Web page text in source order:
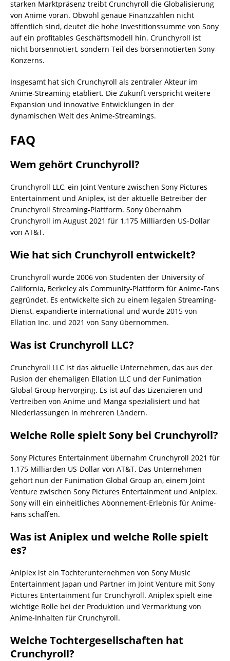
starken Marktpräsenz treibt Crunchyroll die Globalisierung
von Anime voran. Obwohl genaue Finanzzahlen nicht
öffentlich sind, deutet die hohe Investitionssumme von Sony
auf ein profitables Geschäftsmodell hin. Crunchyroll ist
nicht börsennotiert, sondern Teil des börsennotierten Sony-
Konzerns.
Insgesamt hat sich Crunchyroll als zentraler Akteur im
Anime-Streaming etabliert. Die Zukunft verspricht weitere
Expansion und innovative Entwicklungen in der
dynamischen Welt des Anime-Streamings.
FAQ
Wem gehört Crunchyroll?
Crunchyroll LLC, ein Joint Venture zwischen Sony Pictures
Entertainment und Aniplex, ist der aktuelle Betreiber der
Crunchyroll Streaming-Plattform. Sony übernahm
Crunchyroll im August 2021 für 1,175 Milliarden US-Dollar
von AT&T.
Wie hat sich Crunchyroll entwickelt?
Crunchyroll wurde 2006 von Studenten der University of
California, Berkeley als Community-Plattform für Anime-Fans
gegründet. Es entwickelte sich zu einem legalen Streaming-
Dienst, expandierte international und wurde 2015 von
Ellation Inc. und 2021 von Sony übernommen.
Was ist Crunchyroll LLC?
Crunchyroll LLC ist das aktuelle Unternehmen, das aus der
Fusion der ehemaligen Ellation LLC und der Funimation
Global Group hervorging. Es ist auf das Lizenzieren und
Vertreiben von Anime und Manga spezialisiert und hat
Niederlassungen in mehreren Ländern.
Welche Rolle spielt Sony bei Crunchyroll?
Sony Pictures Entertainment übernahm Crunchyroll 2021 für
1,175 Milliarden US-Dollar von AT&T. Das Unternehmen
gehört nun der Funimation Global Group an, einem Joint
Venture zwischen Sony Pictures Entertainment und Aniplex.
Sony will ein einheitliches Abonnement-Erlebnis für Anime-
Fans schaffen.
Was ist Aniplex und welche Rolle spielt
es?
Aniplex ist ein Tochterunternehmen von Sony Music
Entertainment Japan und Partner im Joint Venture mit Sony
Pictures Entertainment für Crunchyroll. Aniplex spielt eine
wichtige Rolle bei der Produktion und Vermarktung von
Anime-Inhalten für Crunchyroll.
Welche Tochtergesellschaften hat
Crunchyroll?